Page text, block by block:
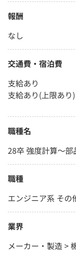
報酬
なし
交通費・宿泊費
支給あり
支給あり(上限あり)
職種名
28卒 強度計算〜
職種
エンジニア系 その
業界
メーカー・製造 >